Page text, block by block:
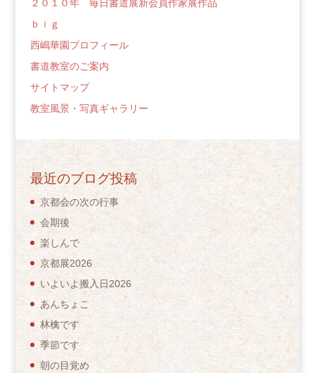
２０１０年 毎日書道展新会員作家展作品
ｂｉｇ
西嶋華園プロフィール
書道教室のご案内
サイトマップ
教室風景・写真ギャラリー
最近のブログ投稿
京都会の次の行事
会期後
楽しんで
京都展2026
いよいよ搬入日2026
あんちょこ
林檎です
季節です
朝の目覚め